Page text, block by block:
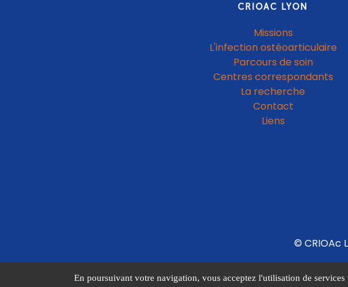
CRIOAC LYON
Missions
L'infection ostéoarticulaire
Parcours de soin
Centres correspondants
La recherche
Contact
Liens
© CRIOAc
En poursuivant votre navigation, vous acceptez l'utilisation de